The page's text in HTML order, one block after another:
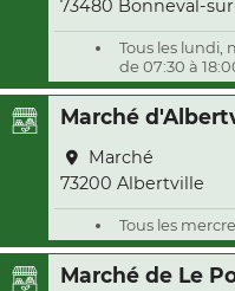
73480 Bonneval-
Tous les lundi,
de 07:30 à
Marché
Marché
73200 Albertville
Tous les
Marché de Le